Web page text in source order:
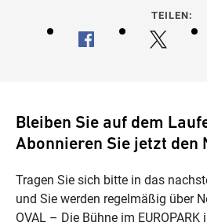
TEILEN:
Bleiben Sie auf dem
Abonnieren Sie jetzt den
Tragen Sie sich bitte in das
und Sie werden regelmäßig über
OVAL – Die Bühne im EUROPARK